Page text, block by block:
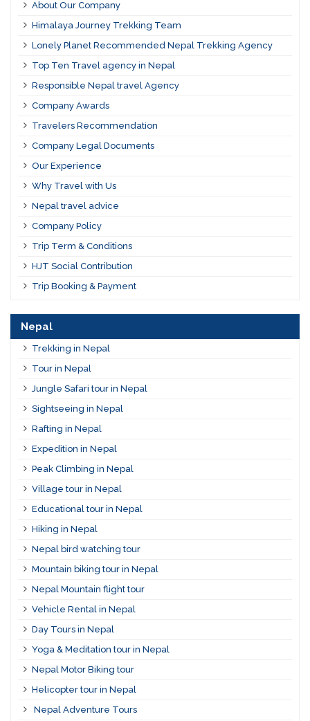
About Our Company
Himalaya Journey Trekking Team
Lonely Planet Recommended Nepal Trekking Agency
Top Ten Travel agency in Nepal
Responsible Nepal travel Agency
Company Awards
Travelers Recommendation
Company Legal Documents
Our Experience
Why Travel with Us
Nepal travel advice
Company Policy
Trip Term & Conditions
HJT Social Contribution
Trip Booking & Payment
Nepal
Trekking in Nepal
Tour in Nepal
Jungle Safari tour in Nepal
Sightseeing in Nepal
Rafting in Nepal
Expedition in Nepal
Peak Climbing in Nepal
Village tour in Nepal
Educational tour in Nepal
Hiking in Nepal
Nepal bird watching tour
Mountain biking tour in Nepal
Nepal Mountain flight tour
Vehicle Rental in Nepal
Day Tours in Nepal
Yoga & Meditation tour in Nepal
Nepal Motor Biking tour
Helicopter tour in Nepal
Nepal Adventure Tours